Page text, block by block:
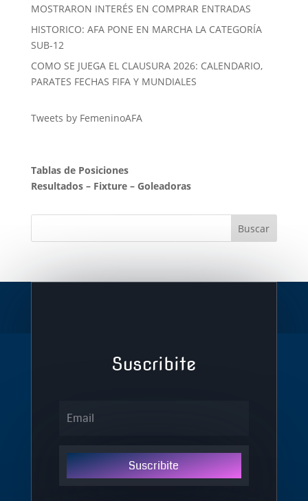
MOSTRARON INTERÉS EN COMPRAR ENTRADAS
HISTORICO: AFA PONE EN MARCHA LA CATEGORÍA
SUB-12
COMO SE JUEGA EL CLAUSURA 2026: CALENDARIO,
PARATES FECHAS FIFA Y MUNDIALES
Tweets by FemeninoAFA
Tablas de Posiciones
Resultados– Fixture– Goleadoras
Suscribite
Suscribite